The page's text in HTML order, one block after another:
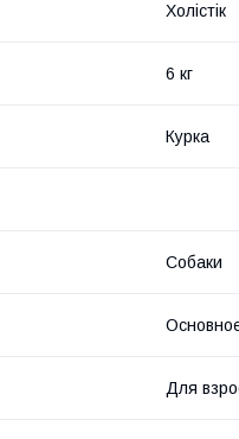
Холістік
6 кг
Курка
Собаки
Для